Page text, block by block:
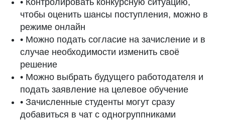
• Контролировать конкурсную ситуацию,
чтобы оценить шансы поступления, можно в
режиме онлайн
• Можно подать согласие на зачисление и в
случае необходимости изменить своё
решение
• Можно выбрать будущего работодателя и
подать заявление на целевое обучение
• Зачисленные студенты могут сразу
добавиться в чат с одногруппниками